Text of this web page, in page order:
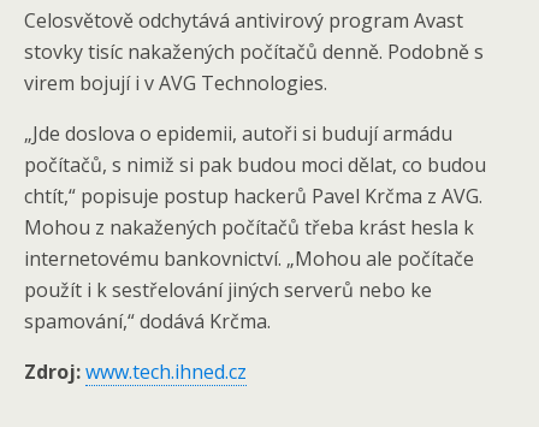
Celosvětově odchytává antivirový program Avast
stovky tisíc nakažených počítačů denně. Podobně s
virem bojují i v AVG Technologies.
„Jde doslova o epidemii, autoři si budují armádu
počítačů, s nimiž si pak budou moci dělat, co budou
chtít,“ popisuje postup hackerů Pavel Krčma z AVG.
Mohou z nakažených počítačů třeba krást hesla k
internetovému bankovnictví. „Mohou ale počítače
použít i k sestřelování jiných serverů nebo ke
spamování,“ dodává Krčma.
Zdroj:www.tech.ihned.cz